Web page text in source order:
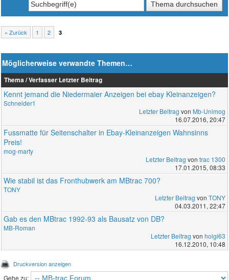
« Zurück 1 2 3
Möglicherweise verwandte Themen…
Thema / Verfasser Letzter Beitrag
Kennt jemand die Niedermaier Anzeigen bei ebay Kleinanzeigen?
Schneider1
Letzter Beitrag von Mb-Unimog
16.07.2016, 20:47
Fussmatte für Seitenschalter in Ebay-Kleinanzeigen Wahnsinns
Preis!
mog-marty
Letzter Beitrag von trac 1300
17.01.2015, 08:33
Wie stabil ist das Fronthubwerk am MBtrac 700?
TONY
Letzter Beitrag von TONY
04.03.2011, 22:47
Gab es den MBtrac 1992-93 als Bausatz von DB?
MB-Roman
Letzter Beitrag von holgi63
16.12.2010, 10:48
Druckversion anzeigen
Gehe zu: